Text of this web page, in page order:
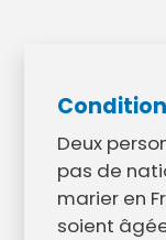
Deux
pas de
marier en
soient